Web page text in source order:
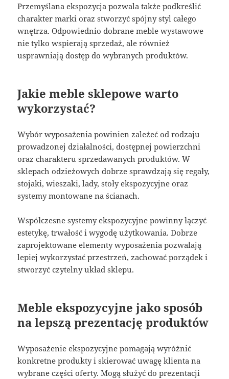
Przemyślana ekspozycja pozwala także podkreślić
charakter marki oraz stworzyć spójny styl całego
wnętrza. Odpowiednio dobrane meble wystawowe
nie tylko wspierają sprzedaż, ale również
usprawniają dostęp do wybranych produktów.
Jakie meble sklepowe warto
wykorzystać?
Wybór wyposażenia powinien zależeć od rodzaju
prowadzonej działalności, dostępnej powierzchni
oraz charakteru sprzedawanych produktów. W
sklepach odzieżowych dobrze sprawdzają się regały,
stojaki, wieszaki, lady, stoły ekspozycyjne oraz
systemy montowane na ścianach.
Współczesne systemy ekspozycyjne powinny łączyć
estetykę, trwałość i wygodę użytkowania. Dobrze
zaprojektowane elementy wyposażenia pozwalają
lepiej wykorzystać przestrzeń, zachować porządek i
stworzyć czytelny układ sklepu.
Meble ekspozycyjne jako sposób
na lepszą prezentację produktów
Wyposażenie ekspozycyjne pomagają wyróżnić
konkretne produkty i skierować uwagę klienta na
wybrane części oferty. Mogą służyć do prezentacji